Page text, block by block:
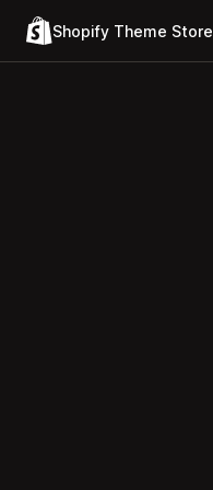
Shopify Theme Store